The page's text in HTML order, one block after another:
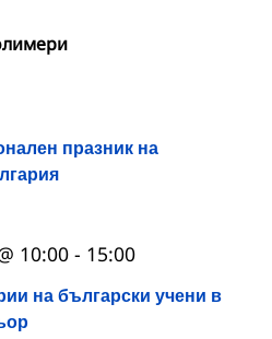
празник на
на български учени в
10:00 - 15:00